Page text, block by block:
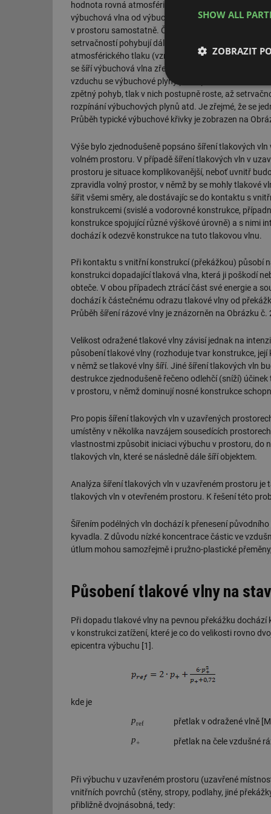
hodnota rovná atmosférickému tlaku. V tu chvíli se
výbuchová vlna od výbuchových plynů oddělí a šíří se
v prostoru samostatně. Částice výbuchových plynů se
setrvačností pohybují dále, jejich tlak klesne pod
atmosférického tlaku (vzniká podtlak) a za
se šíří výbuchová vlna zředění. Vlivem vyššího
vzduchu se výbuchové plyny postupně zastaví a
zpětný pohyb, tlak v nich postupně roste, až
rozpínání výbuchových plynů atd. Je zřejmé, že se
Průběh typické výbuchové křivky je zobrazen na
Výše bylo zjednodušeně popsáno šíření tlakových vln
volném prostoru. V případě šíření tlakových vln v
prostoru je situace komplikovanější, neboť uvnitř
zpravidla volný prostor, v němž by se mohly tlakové
šířit všemi směry, ale dostávajíc se do kontaktu s
konstrukcemi (svislé a vodorovné konstrukce,
konstrukce spojující různé výškové úrovně) a s nimi
dochází k odezvě konstrukce na tuto tlakovou vlnu.
Při kontaktu s vnitřní konstrukcí (překážkou) působí
konstrukci dopadající tlaková vlna, která ji poškodí
obteče. V obou případech ztrácí část své energie a
dochází k částečnému odrazu tlakové vlny od
Průběh šíření rázové vlny je znázorněn na Obrázku č.
Velikost odražené tlakové vlny závisí jednak na
působení tlakové vlny (rozhoduje tvar konstrukce,
v němž se tlakové vlny šíří. Jiné šíření tlakových vln
destrukce zjednodušeně řečeno odlehčí (sníží)
v prostoru, v němž dominují nosné konstrukce
Pro popis šíření tlakových vln v uzavřených
umístěny v několika navzájem sousedících
vlastnostmi způsobit iniciaci výbuchu v prostoru, do
tlakových vln, které se následně dále šíří objektem.
Analýza šíření tlakových vln v uzavřeném prostoru
tlakových vln v otevřeném prostoru. K řešení této
Šířením podélných vln dochází k přenesení
kyvadla. Z důvodu nízké koncentrace částic ve
útlum mohou samozřejmě i pružno-plastické
Působení tlakové vlny na
Při dopadu tlakové vlny na pevnou překážku
v konstrukci zatížení, které je co do velikosti rovno
epicentra výbuchu [1].
kde je
pref přetlak v odražené vlně
p+ přetlak na čele vzdušné
Při výbuchu v uzavřeném prostoru (uzavřené
vnitřních povrchů (stěny, stropy, podlahy, jiné
přibližně dvojnásobná, tedy:
SHOW ALL
ZOBRAZIT
Nezbytně
soubory
Nezbytně
Nezbytně nutné
stránky nelze bez
Název
g_state
g_csrf_token
id
mv
id
_hjFirstSeen
id
id
_dc_gtm_UA-
id